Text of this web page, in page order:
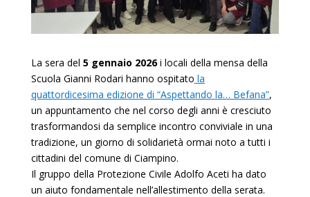
La sera del 5 gennaio 2026i locali della mensa della
Scuola Gianni Rodari hanno ospitato la
quattordicesima edizione di “Aspettando la… Befana”,
un appuntamento che nel corso degli anni è cresciuto
trasformandosi da semplice incontro conviviale in una
tradizione, un giorno di solidarietà ormai noto a tutti i
cittadini del comune di Ciampino.
Il gruppo della Protezione Civile Adolfo Aceti ha dato
un aiuto fondamentale nell’allestimento della serata.